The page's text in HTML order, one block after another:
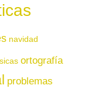
navidad
ortografía
problemas